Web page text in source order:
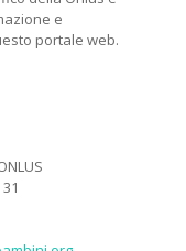
e
portale web.